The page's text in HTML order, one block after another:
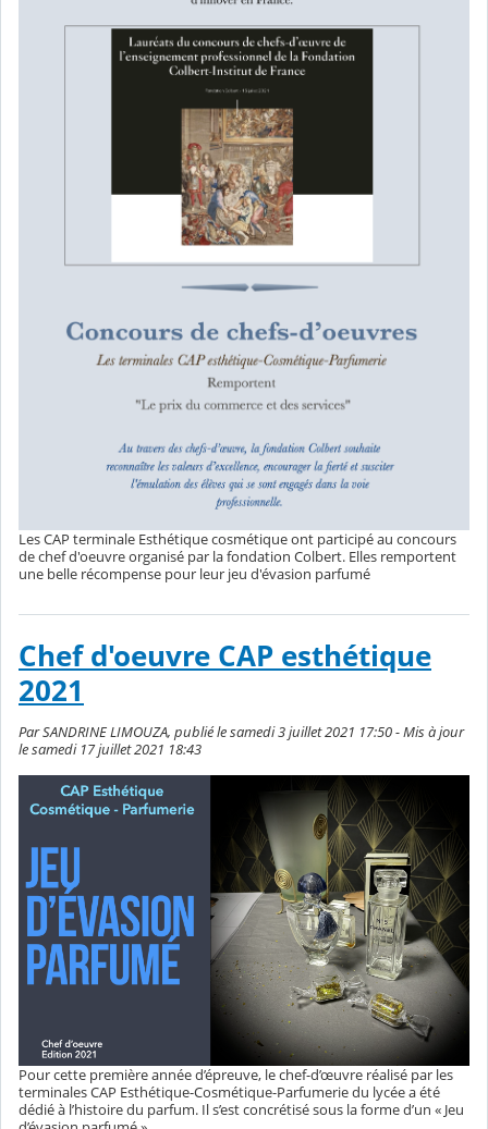
Les CAP terminale Esthétique cosmétique ont participé au concours
de chef d'oeuvre organisé par la fondation Colbert. Elles remportent
une belle récompense pour leur jeu d'évasion parfumé
Chef d'oeuvre CAP esthétique
2021
Par SANDRINE LIMOUZA, publié le samedi 3 juillet 2021 17:50 - Mis à jour
le samedi 17 juillet 2021 18:43
Pour cette première année d’épreuve, le chef-d’œuvre réalisé par les
terminales CAP Esthétique-Cosmétique-Parfumerie du lycée a été
dédié à l’histoire du parfum. Il s’est concrétisé sous la forme d’un « Jeu